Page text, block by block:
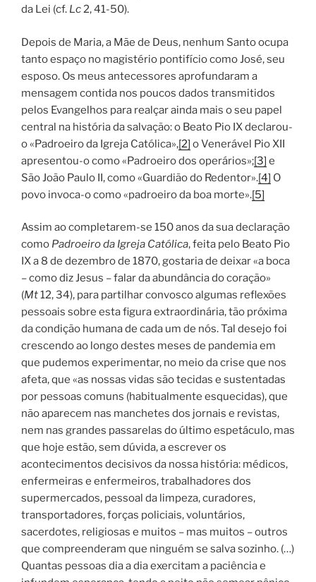
da Lei (cf. Lc2, 41-50).
Depois de Maria, a Mãe de Deus, nenhum Santo ocupa
tanto espaço no magistério pontifício como José, seu
esposo. Os meus antecessores aprofundaram a
mensagem contida nos poucos dados transmitidos
pelos Evangelhos para realçar ainda mais o seu papel
central na história da salvação: o Beato Pio IX declarou-
o «Padroeiro da Igreja Católica»,[2] o Venerável Pio XII
apresentou-o como «Padroeiro dos operários»;[3] e
São João Paulo II, como «Guardião do Redentor».[4] O
povo invoca-o como «padroeiro da boa morte».[5]
Assim ao completarem-se 150 anos da sua declaração
como Padroeiro da Igreja Católica, feita pelo Beato Pio
IX a 8 de dezembro de 1870, gostaria de deixar «a boca
– como diz Jesus – falar da abundância do coração»
(Mt12, 34), para partilhar convosco algumas reflexões
pessoais sobre esta figura extraordinária, tão próxima
da condição humana de cada um de nós. Tal desejo foi
crescendo ao longo destes meses de pandemia em
que pudemos experimentar, no meio da crise que nos
afeta, que «as nossas vidas são tecidas e sustentadas
por pessoas comuns (habitualmente esquecidas), que
não aparecem nas manchetes dos jornais e revistas,
nem nas grandes passarelas do último espetáculo, mas
que hoje estão, sem dúvida, a escrever os
acontecimentos decisivos da nossa história: médicos,
enfermeiras e enfermeiros, trabalhadores dos
supermercados, pessoal da limpeza, curadores,
transportadores, forças policiais, voluntários,
sacerdotes, religiosas e muitos – mas muitos – outros
que compreenderam que ninguém se salva sozinho. (…)
Quantas pessoas dia a dia exercitam a paciência e